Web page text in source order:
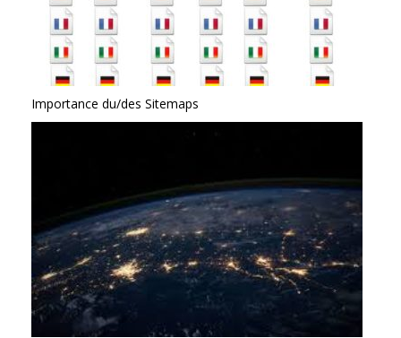
Importance du/des Sitemaps